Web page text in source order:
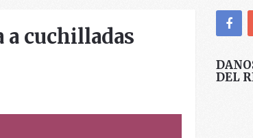
a cuchilladas
DEL